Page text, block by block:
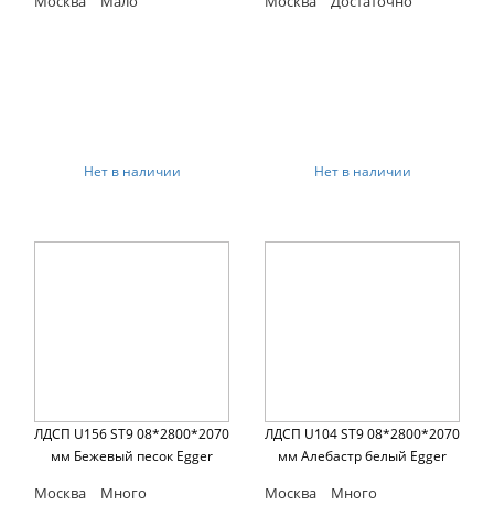
Нет в наличии Нет в наличии
ЛДСП U156 ST9 08*2800*2070
мм Бежевый песок Egger
Москва Много
ЛДСП U104 ST9 08*2800*2070
мм Алебастр белый Egger
Москва Много